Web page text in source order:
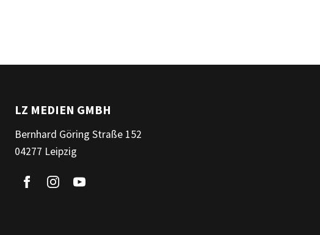
LZ MEDIEN GMBH
Bernhard Göring Straße 152
04277 Leipzig